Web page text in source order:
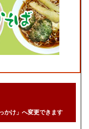
かけ」へ変更できます